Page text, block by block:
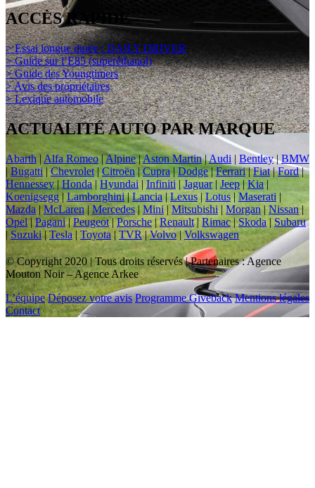
ACCÈS RAPIDE
> Essai longue durée : DAILY DRIVER
> Guide sur l’E85 (superéthanol)
> Guide des Youngtimers
> Avis des propriétaires
> Lexique automobile
ACTUALITÉ AUTO PAR MARQUE
Abarth | Alfa Romeo|Alpine|Aston Martin|Audi | Bentley|BMW
| Bugatti|Chevrolet|Citroën |Cupra | Dodge|Ferrari|Fiat|Ford|
Hennessey| Honda| Hyundai |Infiniti | Jaguar| Jeep|Kia |
Koenigsegg|Lamborghini|Lancia|Lexus | Lotus| Maserati |
Mazda |McLaren|Mercedes | Mini | Mitsubishi | Morgan|Nissan|
Opel | Pagani|Peugeot|Porsche | Renault| Rimac|Skoda | Subaru
| Suzuki|Tesla| Toyota | TVR|Volvo|Volkswagen
© Copyright 2020 | Tous droits réservés | Partenaires : Agence
Mouton Noir – Agence Arkee
L’équipe Déposez votre avis Programme Giveback Mentions légales
Contact